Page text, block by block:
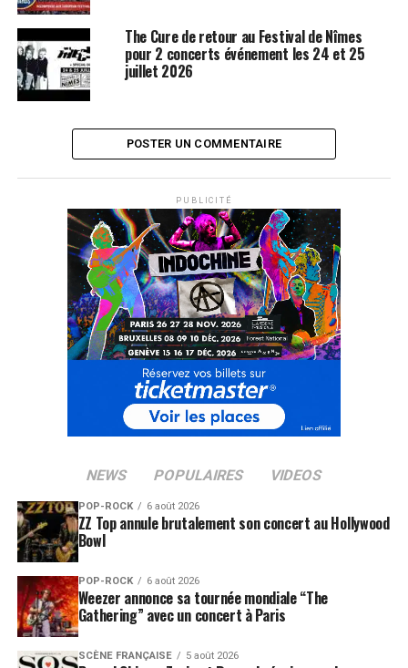
The Cure de retour au Festival de Nîmes
pour 2 concerts événement les 24 et 25
juillet 2026
POSTER UN COMMENTAIRE
PUBLICITÉ
NEWS POPULAIRES VIDEOS
POP-ROCK 6 août 2026
ZZ Top annule brutalement son concert au Hollywood
Bowl
POP-ROCK 6 août 2026
Weezer annonce sa tournée mondiale “The
Gathering” avec un concert à Paris
SCÈNE FRANÇAISE 5 août 2026